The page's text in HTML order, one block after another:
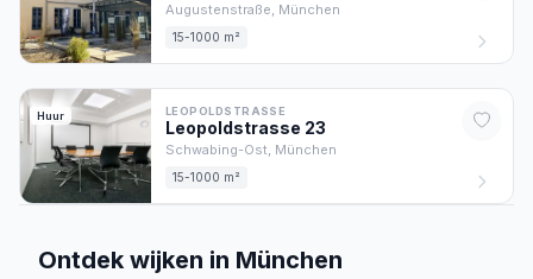
Augustenstraße, München
15-1000 m²
Huur LEOPOLDSTRASSE
Leopoldstrasse 23
Schwabing-Ost, München
15-1000 m²
Ontdek wijken in München